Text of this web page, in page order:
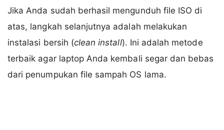
Jika Anda sudah berhasil mengunduh file ISO di
atas, langkah selanjutnya adalah melakukan
instalasi bersih (clean install). Ini adalah metode
terbaik agar laptop Anda kembali segar dan bebas
dari penumpukan file sampah OS lama.